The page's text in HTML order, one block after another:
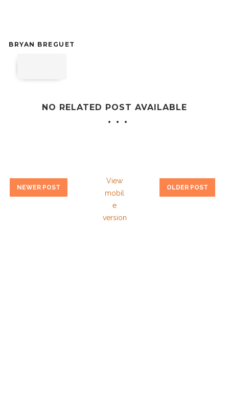
BRYAN BREGUET
NO RELATED POST AVAILABLE
NEWER POST OLDER POST
View
mobil
e
version